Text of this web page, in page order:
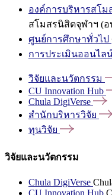
องค์การบริหารสโม
สโมสรนิสิตจุฬาฯ (อ
ศูนย์การศึกษาทั่วไป
การประเมินออนไล
วิจัยและนวัตกรรม
CU Innovation Hub
Chula DigiVerse
สำนักบริหารวิจัย
ทุนวิจัย
วิจัยและนวัตกรรม
Chula DigiVerse